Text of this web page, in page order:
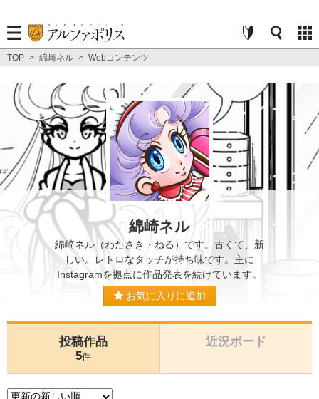
TOP > 綿崎ネル > Webコンテンツ
綿崎ネル
綿崎ネル（わたさき・ねる）です。古くて、新
しい。レトロなタッチが持ち味です。主に
Instagramを拠点に作品発表を続けています。
お気に入りに追加
投稿作品
5件
近況ボード